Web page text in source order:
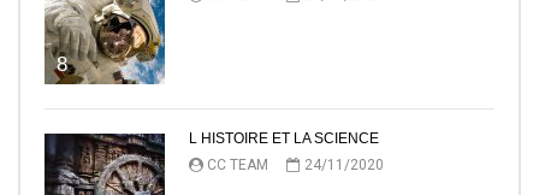
8
L HISTOIRE ET LA SCIENCE
CC TEAM
24/11/2020